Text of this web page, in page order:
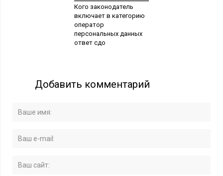
Кого законодатель
включает в категорию
оператор
персональных данных
ответ сдо
Добавить комментарий